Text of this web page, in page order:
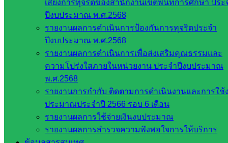
เสี่ยงการทุจริตของสำนักงานเขตพื้นที่การศึกษา ประ
ปีงบประมาณ พ.ศ.2568
รายงานผลการดำเนินการป้องกันการทุจริตประจำ
ปีงบประมาณ พ.ศ.2568
รายงานผลการดำเนินการเพื่อส่งเสริมคุณธรรมและ
ความโปร่งใสภายในหน่วยงาน ประจำปีงบประมาณ
พ.ศ.2568
รายงานการกำกับ ติดตามการดำเนินงานและการใช้
ประมาณประจำปี 2566 รอบ 6 เดือน
รายงานผลการใช้จ่ายเงินงบประมาณ
รายงานผลการสำรวจความพึงพอใจการให้บริการ
องค์การ
บริหาร
ส่วน
จังหวัด
สระแก้ว
ศึกษาธิการ
จังหวัด
สระแก้ว
สำนักงาน
ส.ก.ส.ค.
จังหวัด